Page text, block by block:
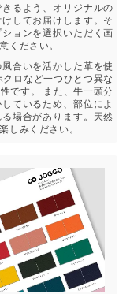
るよう、オリジナルの
してお届けします。そ
ョンを選択いただく画
ください。
合いを活かした革を使
ロなど一つひとつ異な
です。 また、牛一頭分
ているため、部位によ
場合があります。天然
しみください。